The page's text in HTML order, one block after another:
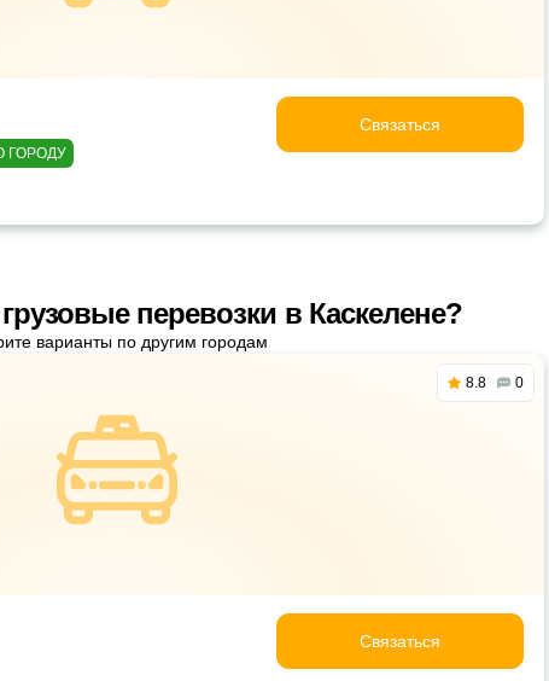
ГОРОДУ
Связаться
перевозки в Каскелене?
варианты по другим городам
8.8 0
Связаться